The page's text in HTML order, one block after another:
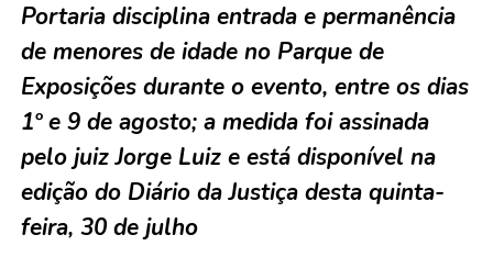
Portaria disciplina entrada e permanência
de menores de idade no Parque de
Exposições durante o evento, entre os dias
1º e 9 de agosto; a medida foi assinada
pelo juiz Jorge Luiz e está disponível na
edição do Diário da Justiça desta quinta-
feira, 30 de julho